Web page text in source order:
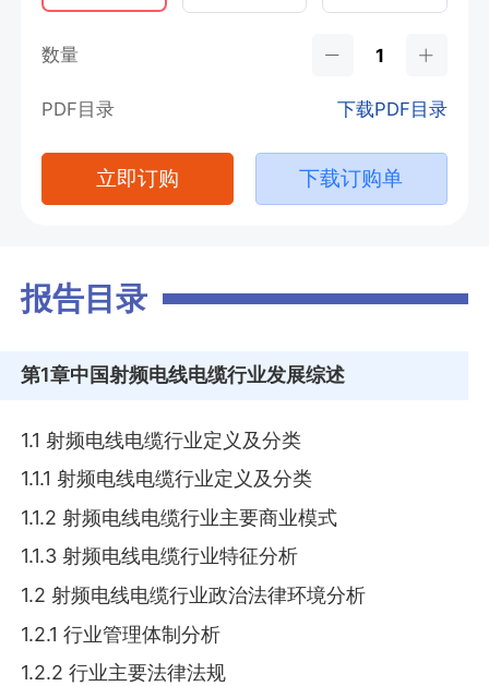
数量
PDF目录 下载PDF目录
立即订购 下载订购单
报告目录
第1章中国射频电线电缆行业发展综述
1.1 射频电线电缆行业定义及分类
1.1.1 射频电线电缆行业定义及分类
1.1.2 射频电线电缆行业主要商业模式
1.1.3 射频电线电缆行业特征分析
1.2 射频电线电缆行业政治法律环境分析
1.2.1 行业管理体制分析
1.2.2 行业主要法律法规